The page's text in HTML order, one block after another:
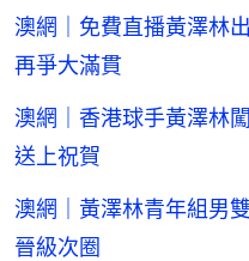
澳網｜免費直播黃澤林
再爭大滿貫
澳網｜香港球手黃澤林
送上祝賀
澳網｜黃澤林青年組男
晉級次圈